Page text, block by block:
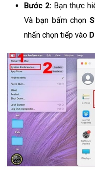
Bước 2:Bạn thực
Và bạn bấm chọn
nhấn chọn tiếp vào